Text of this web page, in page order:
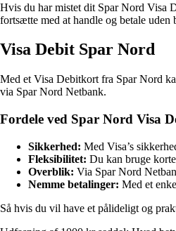
Hvis du har mistet dit Spar Nord Visa
fortsætte med at handle og betale uden
Visa Debit Spar Nord
Med et Visa Debitkort fra Spar Nord
via Spar Nord Netbank.
Fordele ved Spar Nord Visa
Sikkerhed: Med Visa’s
Fleksibilitet: Du kan bruge
Overblik: Via Spar Nord
Nemme betalinger: Med et
Så hvis du vil have et pålideligt og